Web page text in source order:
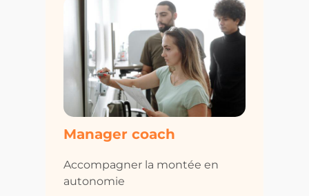
Manager coach
Accompagner la montée en
autonomie